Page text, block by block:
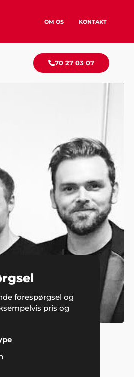
OM OS KONTAKT
70 27 03 07
forespørgsel og
pris og